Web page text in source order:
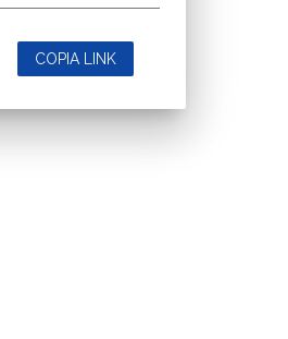
COPIA LINK